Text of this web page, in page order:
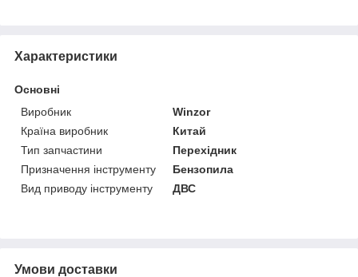
Характеристики
Основні
Виробник
Winzor
Країна виробник
Китай
Тип запчастини
Перехідник
Призначення інструменту
Бензопила
Вид приводу інструменту
ДВС
Умови доставки